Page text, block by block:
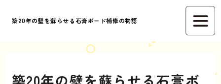
築20年の壁を蘇らせる石膏ボード補修の物語
築20年の壁を蘇らせる石膏ボ